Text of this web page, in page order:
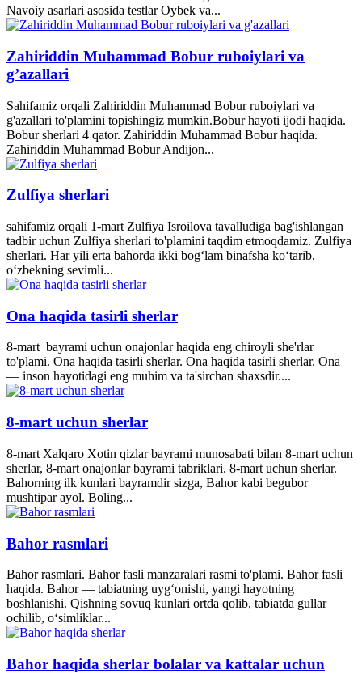
Navoiy asarlari asosida testlar Oybek va...
Zahiriddin Muhammad Bobur ruboiylari va
g’azallari
Sahifamiz orqali Zahiriddin Muhammad Bobur ruboiylari va
g'azallari to'plamini topishingiz mumkin.Bobur hayoti ijodi haqida.
Bobur sherlari 4 qator. Zahiriddin Muhammad Bobur haqida.
Zahiriddin Muhammad Bobur Andijon...
Zulfiya sherlari
sahifamiz orqali 1-mart Zulfiya Isroilova tavalludiga bag'ishlangan
tadbir uchun Zulfiya sherlari to'plamini taqdim etmoqdamiz. Zulfiya
sherlari. Har yili erta bahorda ikki bogʻlam binafsha koʻtarib,
oʻzbekning sevimli...
Ona haqida tasirli sherlar
8-mart bayrami uchun onajonlar haqida eng chiroyli she'rlar
to'plami. Ona haqida tasirli sherlar. Ona haqida tasirli sherlar. Ona
— inson hayotidagi eng muhim va ta'sirchan shaxsdir....
8-mart uchun sherlar
8-mart Xalqaro Xotin qizlar bayrami munosabati bilan 8-mart uchun
sherlar, 8-mart onajonlar bayrami tabriklari. 8-mart uchun sherlar.
Bahorning ilk kunlari bayramdir sizga, Bahor kabi begubor
mushtipar ayol. Boling...
Bahor rasmlari
Bahor rasmlari. Bahor fasli manzaralari rasmi to'plami. Bahor fasli
haqida. Bahor — tabiatning uyg‘onishi, yangi hayotning
boshlanishi. Qishning sovuq kunlari ortda qolib, tabiatda gullar
ochilib, o‘simliklar...
Bahor haqida sherlar bolalar va kattalar uchun